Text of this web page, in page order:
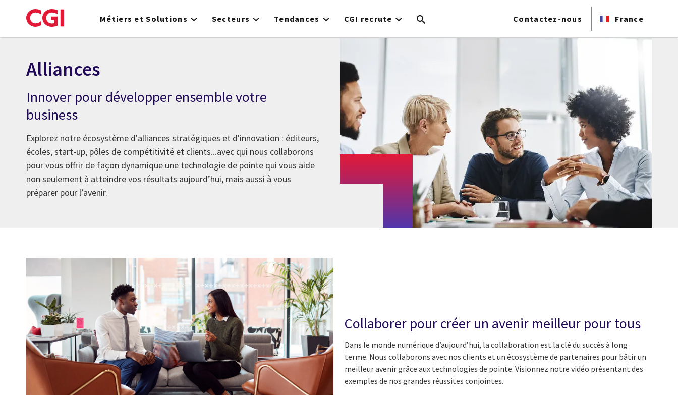
to
Métiers et Solutions Secteurs Tendances CGI recrute Contactez-nous France
Alliances
Innover pour développer ensemble votre
business
Explorez notre écosystème d'alliances stratégiques et d'innovation : éditeurs,
écoles, start-up, pôles de compétitivité et clients...avec qui nous collaborons
pour vous offrir de façon dynamique une technologie de pointe qui vous aide
non seulement à atteindre vos résultats aujourd’hui, mais aussi à vous
préparer pour l’avenir.
Collaborer pour créer un avenir meilleur pour tous
Dans le monde numérique d’aujourd’hui, la collaboration est la clé du succès à long
terme. Nous collaborons avec nos clients et un écosystème de partenaires pour bâtir un
meilleur avenir grâce aux technologies de pointe. Visionnez notre vidéo présentant des
exemples de nos grandes réussites conjointes.